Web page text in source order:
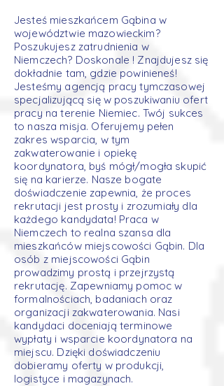
Jesteś mieszkańcem Gąbina w
województwie mazowieckim?
Poszukujesz zatrudnienia w
Niemczech? Doskonale ! Znajdujesz się
dokładnie tam, gdzie powinieneś!
Jesteśmy agencją pracy tymczasowej
specjalizującą się w poszukiwaniu ofert
pracy na terenie Niemiec. Twój sukces
to nasza misja. Oferujemy pełen
zakres wsparcia, w tym
zakwaterowanie i opiekę
koordynatora, byś mógł/mogła skupić
się na karierze. Nasze bogate
doświadczenie zapewnia, że proces
rekrutacji jest prosty i zrozumiały dla
każdego kandydata! Praca w
Niemczech to realna szansa dla
mieszkańców miejscowości Gąbin. Dla
osób z miejscowości Gąbin
prowadzimy prostą i przejrzystą
rekrutację. Zapewniamy pomoc w
formalnościach, badaniach oraz
organizacji zakwaterowania. Nasi
kandydaci doceniają terminowe
wypłaty i wsparcie koordynatora na
miejscu. Dzięki doświadczeniu
dobieramy oferty w produkcji,
logistyce i magazynach.